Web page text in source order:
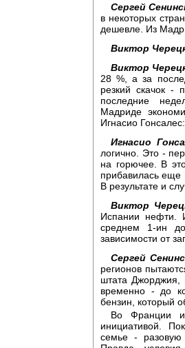
Сергей
в некоторых
дешевле. Из
Виктор
Виктор
28 %, а за
резкий скачок -
последние
Мадриде
Игнасио Гонсалес:
Игнасио
логично. Это -
на горючее. В
прибавилась еще
В результате и
Виктор
Испании нефти.
среднем 1-ин
зависимости от
Сергей
регионов
штата Джорджия,
временно - до
бензин, который
Во Франции и
инициативой.
семье -